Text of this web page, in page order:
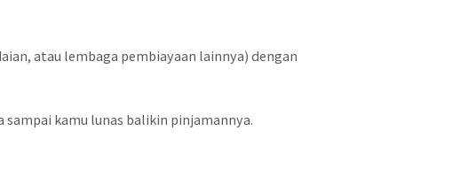
atau lembaga pembiayaan lainnya) dengan
kamu lunas balikin pinjamannya.